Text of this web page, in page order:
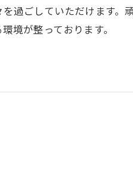
過ごしていただけます
境が整っております。